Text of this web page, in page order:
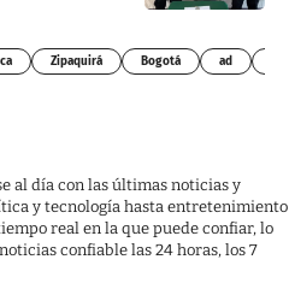
Zipaquirá Bogotá ad
al día con las últimas noticias y
y tecnología hasta entretenimiento
real en la que puede confiar, lo
confiable las 24 horas, los 7